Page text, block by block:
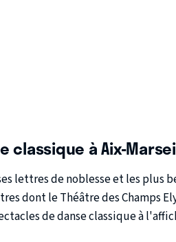
classique à Aix-
lettres de noblesse et les
dont le Théâtre des Champs
de danse classique à